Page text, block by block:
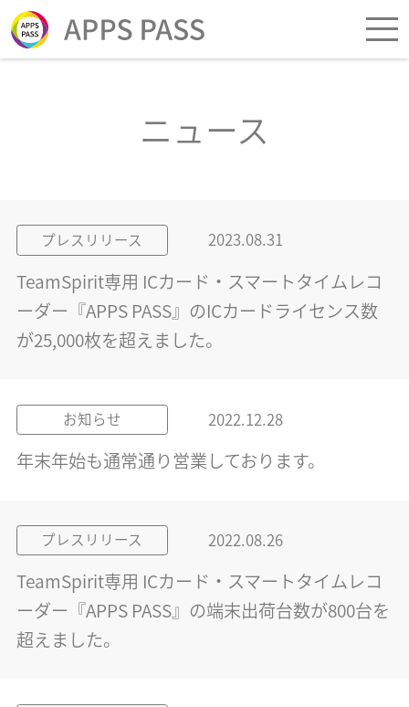
ニュース
プレスリリース 2023.08.31
TeamSpirit専用 ICカード・スマートタイムレコ
ーダー『APPS PASS』のICカードライセンス数
が25,000枚を超えました。
お知らせ 2022.12.28
年末年始も通常通り営業しております。
プレスリリース 2022.08.26
TeamSpirit専用 ICカード・スマートタイムレコ
ーダー『APPS PASS』の端末出荷台数が800台を
超えました。